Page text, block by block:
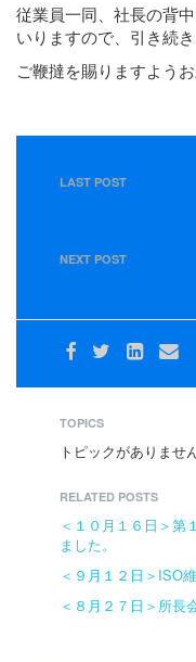
従業員一同、社長の背
いりますので、引き続き
ご鞭撻を賜りますよう
LAST POST
NEXT POST
TOPICS
トピックがありません
RELATED POSTS
＜１０月１６日＞第
ました。
＜９月１２日＞ISO
＜８月２７日＞所長